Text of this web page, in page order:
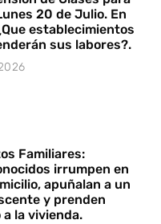
20 de Julio. En
establecimientos
sus labores?.
Familiares:
irrumpen en
apuñalan a un
y prenden
la vivienda.